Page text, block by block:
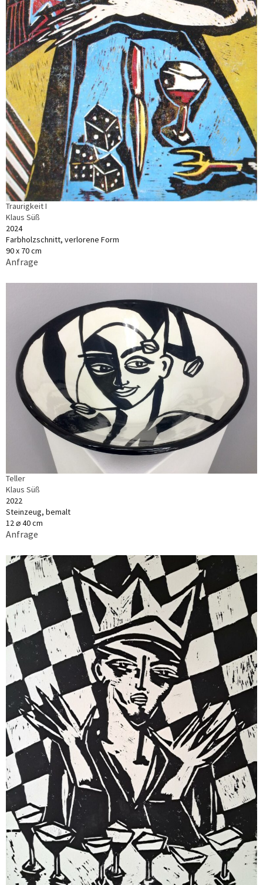
Traurigkeit I
Klaus Süß
2024
Farbholzschnitt, verlorene Form
90 x 70 cm
Anfrage
Teller
Klaus Süß
2022
Steinzeug, bemalt
12 ⌀ 40 cm
Anfrage